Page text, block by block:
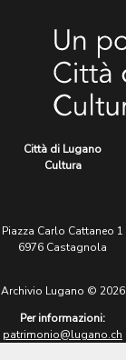
Città di Lugano
Cultura
Piazza Carlo Cattaneo 1
6976 Castagnola
Archivio Lugano © 2026
Per informazioni:
patrimonio@lugano.ch